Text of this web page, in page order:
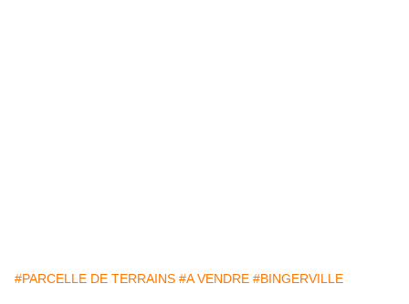
#PARCELLE DE TERRAINS #A VENDRE #BINGERVILLE